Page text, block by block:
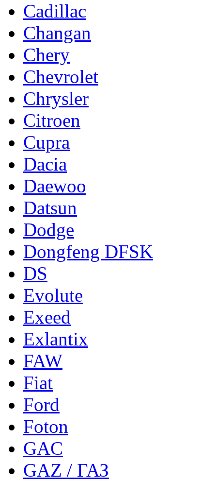
Cadillac
Changan
Chery
Chevrolet
Chrysler
Citroen
Cupra
Dacia
Daewoo
Datsun
Dodge
Dongfeng DFSK
DS
Evolute
Exeed
Exlantix
FAW
Fiat
Ford
Foton
GAC
GAZ / ГАЗ